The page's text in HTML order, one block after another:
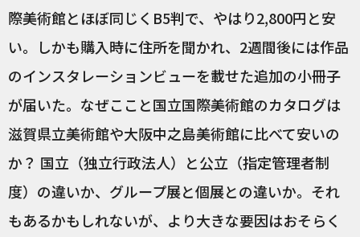
際美術館とほぼ同じくB5判で、やはり2,800円と安
い。しかも購入時に住所を聞かれ、2週間後には作品
のインスタレーションビューを載せた追加の小冊子
が届いた。なぜここと国立国際美術館のカタログは
滋賀県立美術館や大阪中之島美術館に比べて安いの
か？ 国立（独立行政法人）と公立（指定管理者制
度）の違いか、グループ展と個展との違いか。それ
もあるかもしれないが、より大きな要因はおそらく